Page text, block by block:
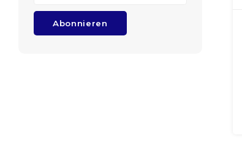
Abonnieren